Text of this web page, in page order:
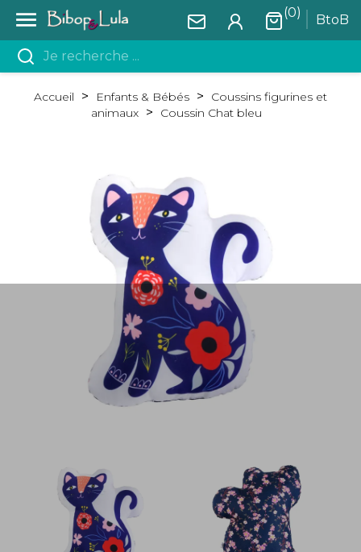
 BtoB
(0)
Accueil Enfants & Bébés
Coussins figurines et
animaux
Coussin Chat bleu